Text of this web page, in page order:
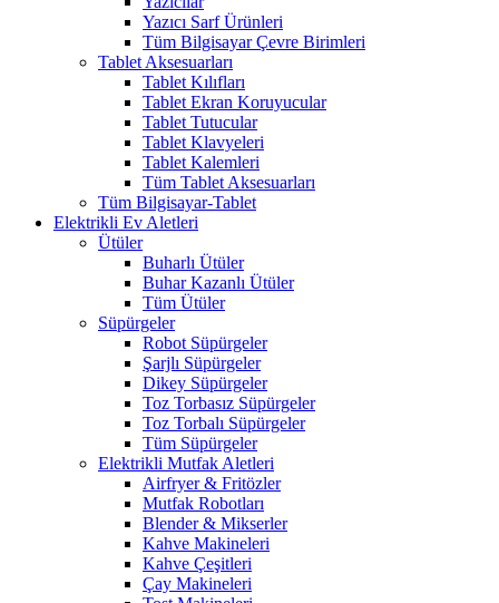
Yazıcı Sarf Ürünleri
Tüm Bilgisayar Çevre Birimleri
Tablet Aksesuarları
Tablet Kılıfları
Tablet Ekran Koruyucular
Tablet Tutucular
Tablet Klavyeleri
Tablet Kalemleri
Tüm Tablet Aksesuarları
Tüm Bilgisayar-Tablet
Elektrikli Ev Aletleri
Ütüler
Buharlı Ütüler
Buhar Kazanlı Ütüler
Tüm Ütüler
Süpürgeler
Robot Süpürgeler
Şarjlı Süpürgeler
Dikey Süpürgeler
Toz Torbasız Süpürgeler
Toz Torbalı Süpürgeler
Tüm Süpürgeler
Elektrikli Mutfak Aletleri
Airfryer & Fritözler
Mutfak Robotları
Blender & Mikserler
Kahve Makineleri
Kahve Çeşitleri
Çay Makineleri